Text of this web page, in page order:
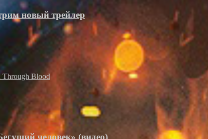
новый трейлер
Through Blood
человек» (видео)